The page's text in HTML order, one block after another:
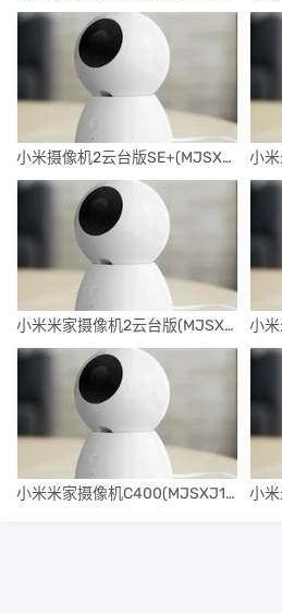
小米摄像机2云台版SE+(MJSXJ14CM)刷机升级固件5.1.2_0341
小米米家摄像机2云台版(MJSXJ12CM)刷机升级固件5.1.5_0400
小米米家摄像机C400(MJSXJ11CM)刷机升级固件5.1.5_0379